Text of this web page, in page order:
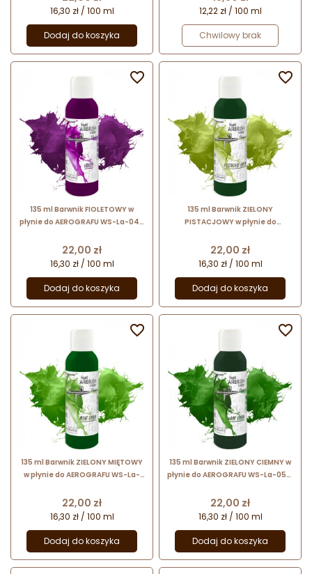
16,30 zł / 100 ml
Dodaj do koszyka
12,22 zł / 100 ml
Chwilowy brak
135 ml Barwnik FIOLETOWY w
płynie do AEROGRAFU WS-La-0411
Cena
22,00 zł
16,30 zł / 100 ml
Dodaj do koszyka

135 ml Barwnik ZIELONY
PISTACJOWY w płynie do
Foodcolours
Cena
22,00 zł
16,30 zł / 100 ml
Dodaj do koszyka

135 ml Barwnik ZIELONY MIĘTOWY
w płynie do AEROGRAFU WS-La-
Cena
22,00 zł
16,30 zł / 100 ml
Dodaj do koszyka

135 ml Barwnik ZIELONY CIEMNY w
płynie do AEROGRAFU WS-La-0571
Cena
22,00 zł
16,30 zł / 100 ml
Dodaj do koszyka
